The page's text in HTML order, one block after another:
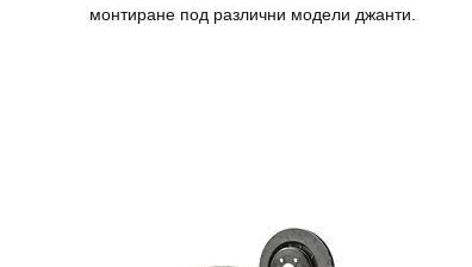
монтиране под различни модели джанти.